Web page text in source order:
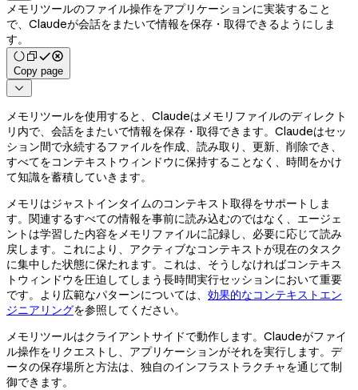
メモリツールのファイル操作をアプリケーションに実装すること
で、Claudeが会話をまたいで情報を保存・取得できるようにしま
す。
Copy page

メモリツールを使用すると、Claudeはメモリファイルのディレクト
リ内で、会話をまたいで情報を保存・取得できます。Claudeはセッ
ション間で永続するファイルを作成、読み取り、更新、削除でき、
すべてをコンテキストウィンドウに保持することなく、時間をかけ
て知識を蓄積していきます。
メモリはジャストインタイムのコンテキスト取得をサポートしま
す。関連するすべての情報を事前に読み込むのではなく、エージェ
ントは学習した内容をメモリファイルに記録し、必要に応じて読み
戻します。これにより、アクティブなコンテキストが現在のタスク
に集中した状態に保たれます。これは、そうしなければコンテキス
トウィンドウを圧迫してしまう長時間実行セッションにおいて重要
です。より広範なパターンについては、 効果的なコンテキストエン
ジニアリングを参照してください。
メモリツールはクライアントサイドで動作します。Claudeがファイ
ル操作をリクエストし、アプリケーションがそれを実行します。デ
ータの保存場所と方法は、独自のインフラストラクチャを通じて制
御できます。